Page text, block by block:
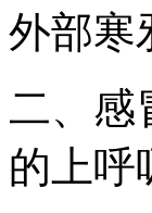
外部寒
二、感
的上呼